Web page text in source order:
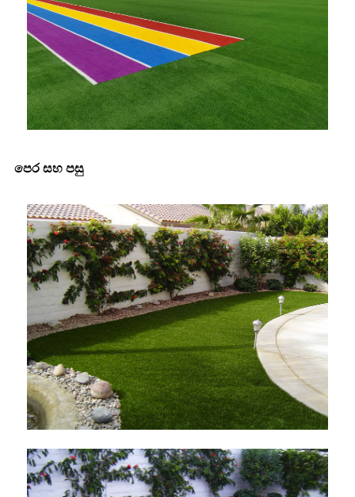
පෙර සහ පසු